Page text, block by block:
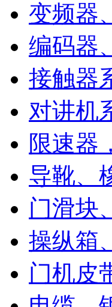
变频器
编码器
接触器
对讲机
限速器
导靴、
门滑块
操纵箱
门机皮